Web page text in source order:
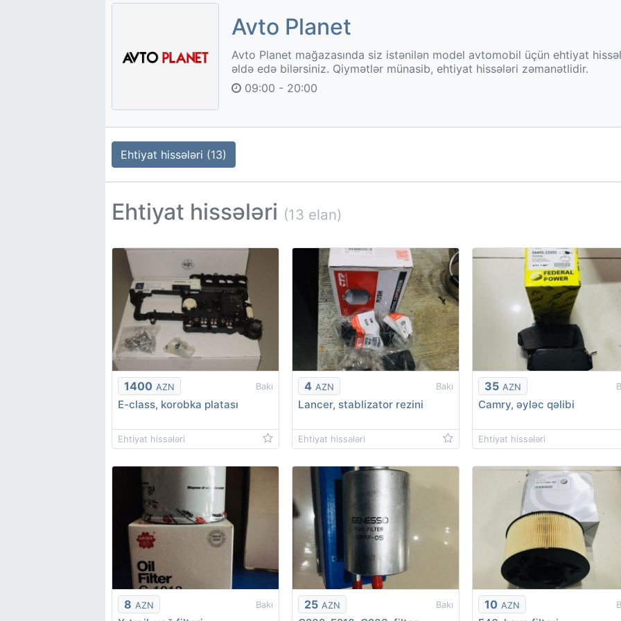
Avto Planet
Avto Planet mağazasında siz istənilən model avtomobil üçün ehtiyat
əldə edə bilərsiniz. Qiymətlər münasib, ehtiyat hissələri zəmanətlidir.
09:00 - 20:00
Ehtiyat hissələri (13)
Ehtiyat hissələri (13 elan)
1400 AZN Bakı
E-class, korobka platası
Ehtiyat hissələri
4 AZN Bakı
Lancer, stablizator rezini
Ehtiyat hissələri
35 AZN
Camry, əyləc qəlibi
Ehtiyat hissələri
8 AZN Bakı 25 AZN Bakı 10 AZN